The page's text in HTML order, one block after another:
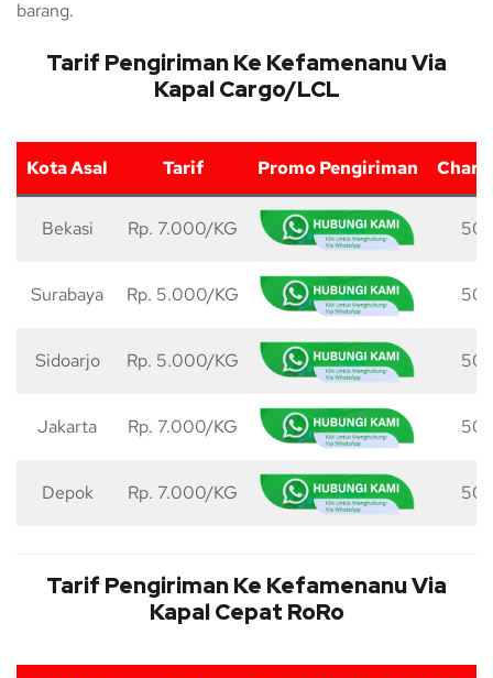
barang.
Tarif Pengiriman Ke Kefamenanu Via
Kapal Cargo/LCL
Kota Asal Tarif Promo Pengiriman
Bekasi Rp. 7.000/KG 50
Surabaya Rp. 5.000/KG 50
Sidoarjo Rp. 5.000/KG 50
Jakarta Rp. 7.000/KG 50
Depok Rp. 7.000/KG 50
Tarif Pengiriman Ke Kefamenanu Via
Kapal Cepat RoRo